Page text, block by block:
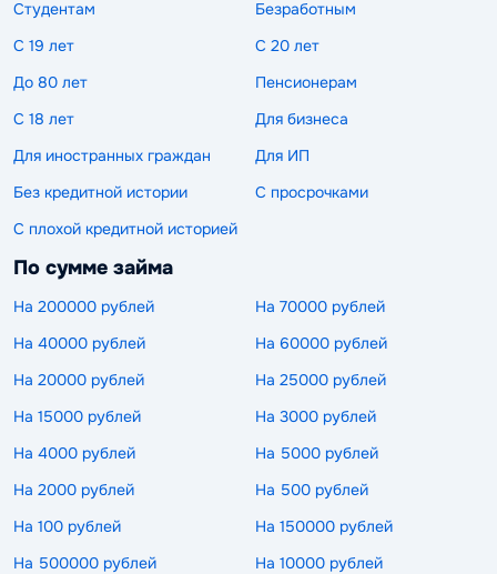
Студентам
Безработным
С 19 лет
С 20 лет
До 80 лет
Пенсионерам
С 18 лет
Для бизнеса
Для иностранных граждан
Для ИП
Без кредитной истории
С просрочками
С плохой кредитной историей
По сумме займа
На 200000 рублей
На 70000 рублей
На 40000 рублей
На 60000 рублей
На 20000 рублей
На 25000 рублей
На 15000 рублей
На 3000 рублей
На 4000 рублей
На 5000 рублей
На 2000 рублей
На 500 рублей
На 100 рублей
На 150000 рублей
На 500000 рублей
На 10000 рублей